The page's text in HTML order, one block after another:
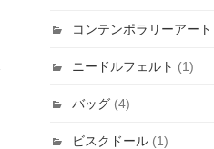
コンテンポラリーアート
ニードルフェルト (1)
バッグ (4)
ビスクドール (1)